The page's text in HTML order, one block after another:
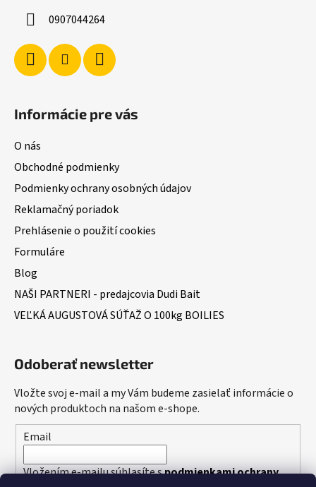
0907044264
Informácie pre vás
O nás
Obchodné podmienky
Podmienky ochrany osobných údajov
Reklamačný poriadok
Prehlásenie o použití cookies
Formuláre
Blog
NAŠI PARTNERI - predajcovia Dudi Bait
VEĽKÁ AUGUSTOVÁ SÚŤAŽ O 100kg BOILIES
Odoberať newsletter
Vložte svoj e-mail a my Vám budeme zasielať informácie o
nových produktoch na našom e-shope.
Email
Vložením e-mailu súhlasíte spodmienkami ochrany